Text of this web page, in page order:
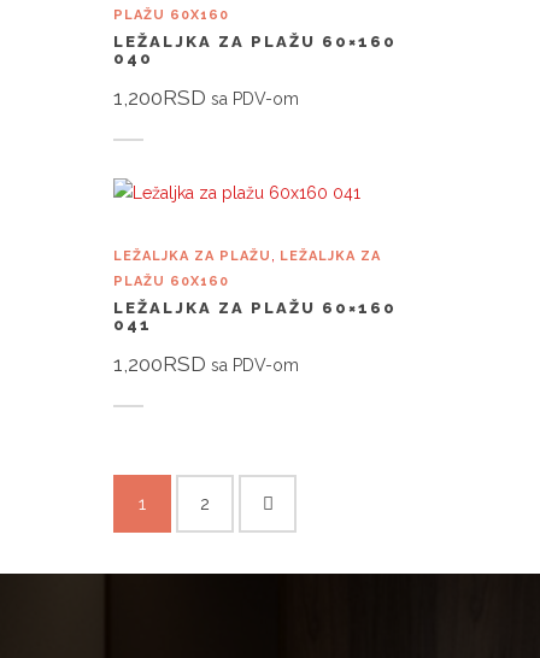
PLAŽU 60X160
LEŽALJKA ZA PLAŽU 60×160
040
1,200RSD sa PDV-om
LEŽALJKA ZA PLAŽU , LEŽALJKA ZA
PLAŽU 60X160
LEŽALJKA ZA PLAŽU 60×160
041
1,200RSD sa PDV-om
1 2